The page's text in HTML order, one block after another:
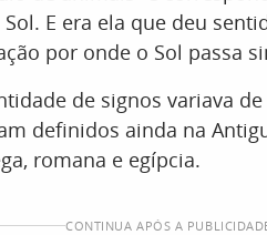
E era ela que deu
por onde o Sol passa
de signos variava
definidos ainda na
romana e egípcia.
CONTINUA APÓS A